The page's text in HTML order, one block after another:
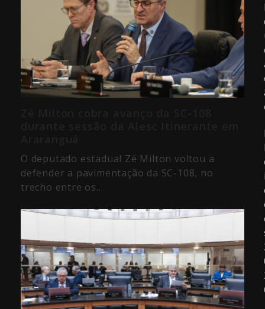
O deputado estadual Zé Milton voltou a
defender a pavimentação da SC-108, no
trecho entre os…